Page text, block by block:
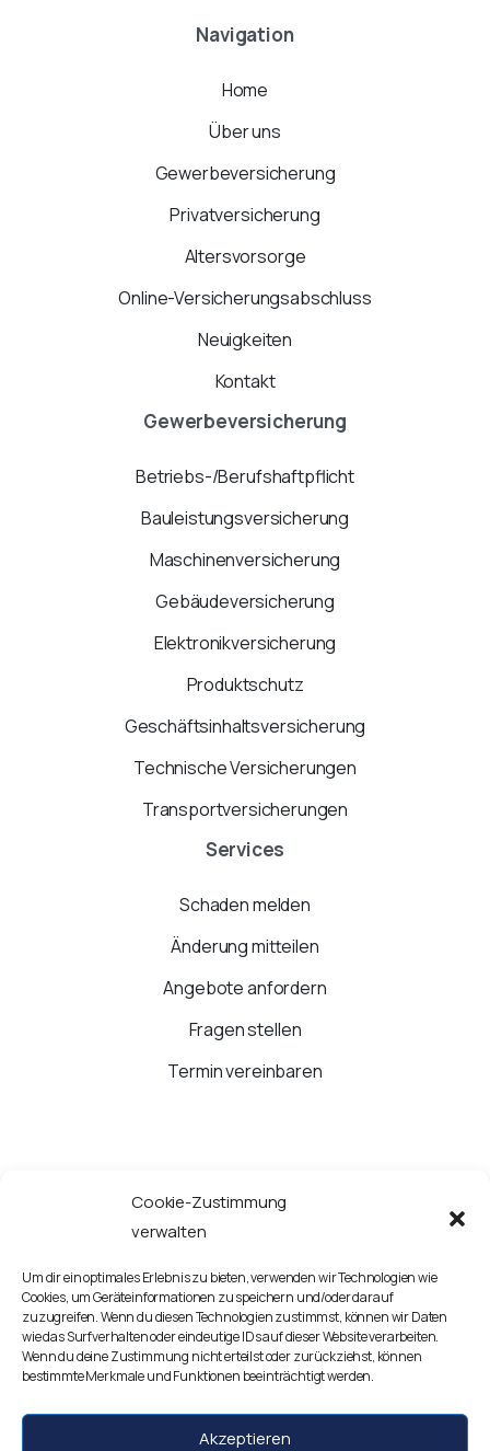
Cookie-Zustimmung
verwalten
Um dir ein optimales Erlebnis zu bieten, verwenden wir Technologien wie
Cookies, um Geräteinformationen zu speichern und/oder darauf
zuzugreifen. Wenn du diesen Technologien zustimmst, können wir Daten
wie das Surfverhalten oder eindeutige IDs auf dieser Website verarbeiten.
Wenn du deine Zustimmung nicht erteilst oder zurückziehst, können
bestimmte Merkmale und Funktionen beeinträchtigt werden.
Akzeptieren
Navigation
Home
Über uns
Gewerbeversicherung
Privatversicherung
Altersvorsorge
Online-Versicherungsabschluss
Neuigkeiten
Kontakt
Gewerbeversicherung
Betriebs-/Berufshaftpflicht
Bauleistungsversicherung
Maschinenversicherung
Gebäudeversicherung
Elektronikversicherung
Produktschutz
Geschäftsinhaltsversicherung
Technische Versicherungen
Transportversicherungen
Services
Schaden melden
Änderung mitteilen
Angebote anfordern
Fragen stellen
Termin vereinbaren
JETZT ANRUFEN
Google Routenplaner starten
Kontaktieren Sie uns!